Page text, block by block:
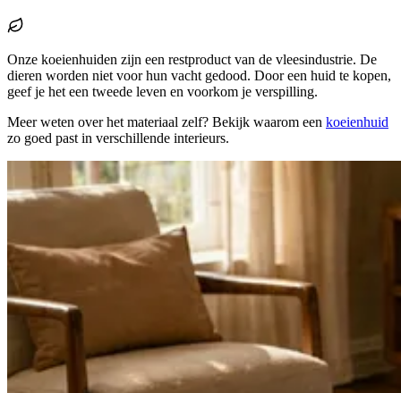
Onze koeienhuiden zijn een restproduct van de vleesindustrie. De
dieren worden niet voor hun vacht gedood. Door een huid te kopen,
geef je het een tweede leven en voorkom je verspilling.
Meer weten over het materiaal zelf? Bekijk waarom een koeienhuid
zo goed past in verschillende interieurs.